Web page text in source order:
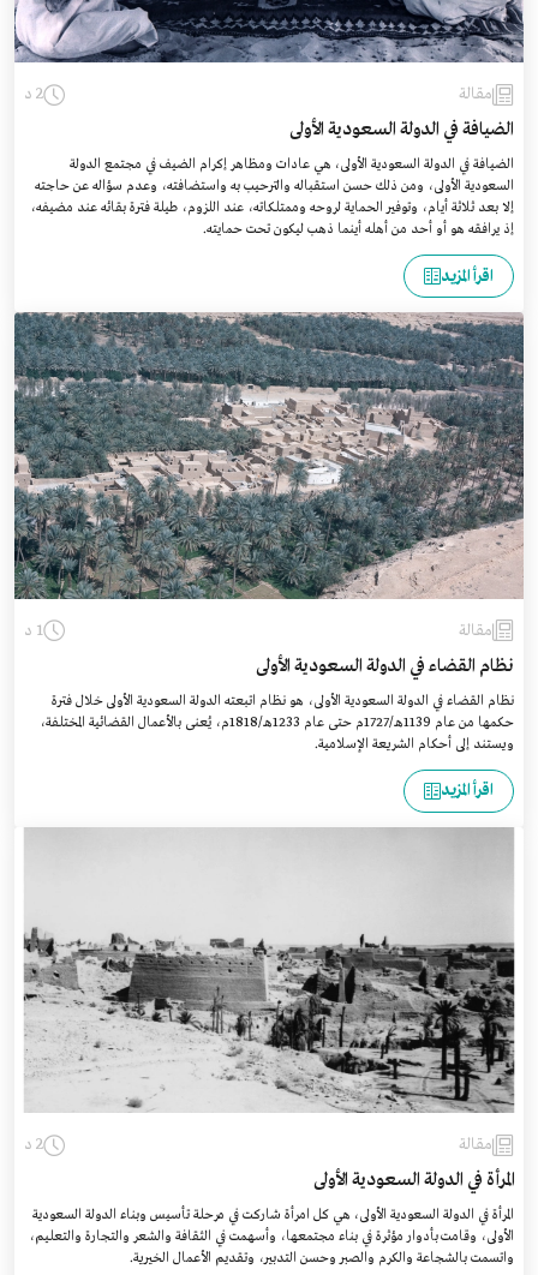
مقالة 2 د
الضيافة في الدولة السعودية الأولى
الضيافة في الدولة السعودية الأولى، هي عادات ومظاهر إكرام الضيف في مجتمع الدولة
السعودية الأولى، ومن ذلك حسن استقباله والترحيب به واستضافته، وعدم سؤاله عن حاجته
إلا بعد ثلاثة أيام، وتوفير الحماية لروحه وممتلكاته، عند اللزوم، طيلة فترة بقائه عند مضيفه،
إذ يرافقه هو أو أحد من أهله أينما ذهب ليكون تحت حمايته.
اقرأ المزيد
مقالة 1 د
نظام القضاء في الدولة السعودية الأولى
نظام القضاء في الدولة السعودية الأولى، هو نظام اتبعته الدولة السعودية الأولى خلال فترة
حكمها من عام 1139هـ/1727م حتى عام 1233هـ/1818م، يُعنى بالأعمال القضائية المختلفة،
ويستند إلى أحكام الشريعة الإسلامية.
اقرأ المزيد
مقالة 2 د
المرأة في الدولة السعودية الأولى
المرأة في الدولة السعودية الأولى، هي كل امرأة شاركت في مرحلة تأسيس وبناء الدولة السعودية
الأولى، وقامت بأدوار مؤثرة في بناء مجتمعها، وأسهمت في الثقافة والشعر والتجارة والتعليم،
واتسمت بالشجاعة والكرم والصبر وحسن التدبير، وتقديم الأعمال الخيرية.